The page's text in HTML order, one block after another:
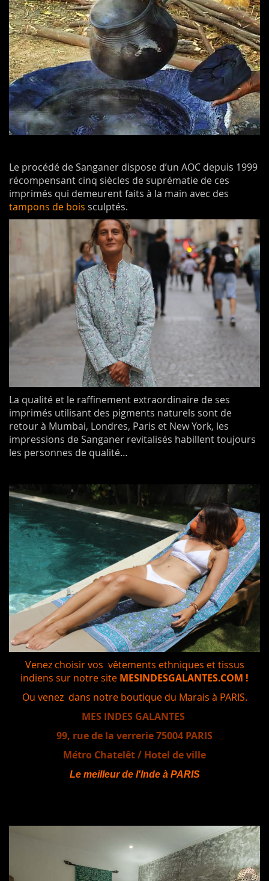
Le procédé de Sanganer dispose d’un AOC depuis 1999
récompensant cinq siècles de suprématie de ces
imprimés qui demeurent faits à la main avec des
tampons de bois sculptés.
La qualité et le raffinement extraordinaire de ses
imprimés utilisant des pigments naturels sont de
retour à Mumbai, Londres, Paris et New York, les
impressions de Sanganer revitalisés habillent toujours
les personnes de qualité…
Venez choisir vos vêtements ethniques et tissus
indiens sur notre site MESINDESGALANTES.COM !
Ou venez dans notre boutique du Marais à PARIS.
MES INDES GALANTES
99, rue de la verrerie 75004 PARIS
Métro Chatelêt / Hotel de ville
Le meilleur de l'Inde à PARIS